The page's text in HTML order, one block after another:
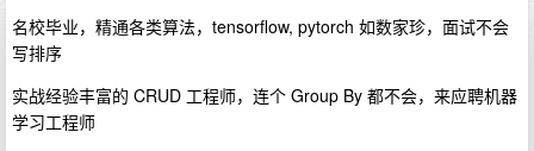
名校毕业，精通各类算法，tensorflow, pytorch 如数家珍，面试不会
写排序
实战经验丰富的 CRUD 工程师，连个 Group By 都不会，来应聘机器
学习工程师